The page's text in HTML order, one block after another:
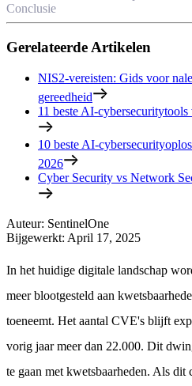
Conclusie
Gerelateerde Artikelen
NIS2-vereisten: Gids voor
gereedheid
11 beste AI-
10 beste AI-
2026
Cyber Security vs Network
Auteur: SentinelOne
Bijgewerkt: April 17, 2025
In het huidige digitale landschap
meer blootgesteld aan
toeneemt. Het aantal CVE's blijft
vorig jaar meer dan 22.000. Dit
te gaan met kwetsbaarheden. Als